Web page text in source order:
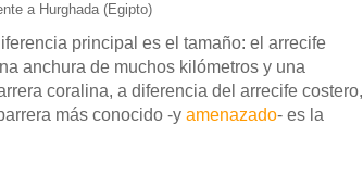
a Hurghada (Egipto)
principal es el tamaño: el arrecife
anchura de muchos kilómetros y una
coralina, a diferencia del arrecife costero,
más conocido -y amenazado- es la